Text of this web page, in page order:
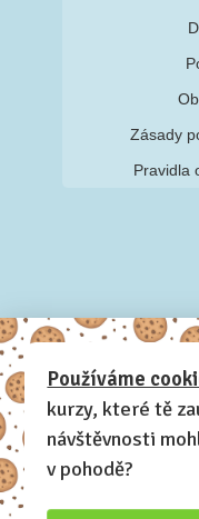
Zásady
Pravidla
Používáme
kurzy, které tě
návštěvnosti
v pohodě?